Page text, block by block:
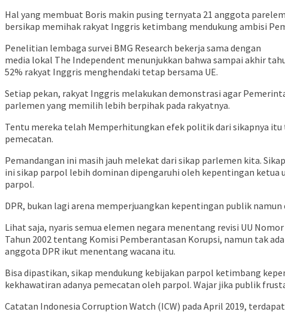
Hal yang membuat Boris makin pusing ternyata 21 anggota
bersikap memihak rakyat Inggris ketimbang mendukung ambisi
Penelitian lembaga survei BMG Research bekerja sama dengan
media lokal The Independent menunjukkan bahwa sampai akhir
52% rakyat Inggris menghendaki tetap bersama UE.
Setiap pekan, rakyat Inggris melakukan demonstrasi agar
parlemen yang memilih lebih berpihak pada rakyatnya.
Tentu mereka telah Memperhitungkan efek politik dari sikapnya itu
pemecatan.
Pemandangan ini masih jauh melekat dari sikap parlemen kita.
ini sikap parpol lebih dominan dipengaruhi oleh kepentingan ketua
parpol.
DPR, bukan lagi arena memperjuangkan kepentingan publik
Lihat saja, nyaris semua elemen negara menentang revisi UU Nomor
Tahun 2002 tentang Komisi Pemberantasan Korupsi, namun tak
anggota DPR ikut menentang wacana itu.
Bisa dipastikan, sikap mendukung kebijakan parpol ketimbang
kekhawatiran adanya pemecatan oleh parpol. Wajar jika publik
Catatan Indonesia Corruption Watch (ICW) pada April 2019,